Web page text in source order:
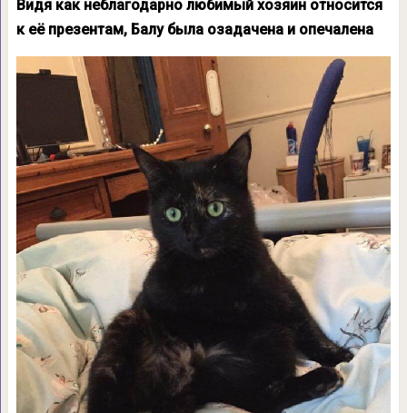
Видя как неблагодарно любимый хозяин относится
к её презентам, Балу была озадачена и опечалена